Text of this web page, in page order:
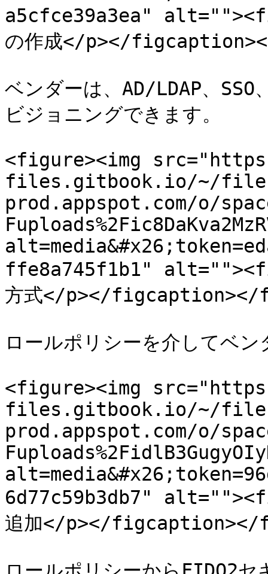
a5cfce39a3ea"
の作成</p></
ベンダーは、AD/LDAP、
ビジョニングできます。
<figure><img
files.gitbook.io/~/
prod.appspot.com/o/
ffe8a745f1b1"
方式</p></
ロールポリシーを介してベン
<figure><img
files.gitbook.io/~/
prod.appspot.com/o/
6d77c59b3db7"
追加</p></